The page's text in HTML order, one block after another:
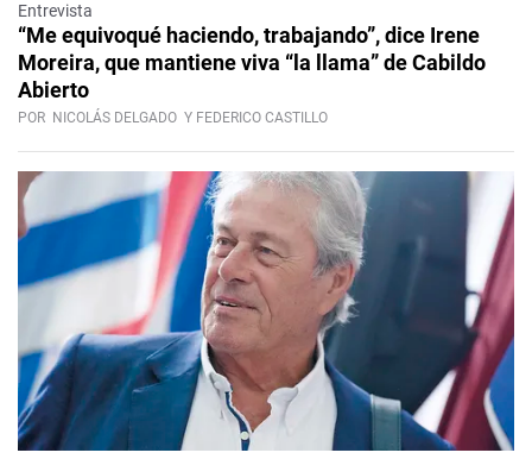
Entrevista
“Me equivoqué haciendo, trabajando”, dice Irene
Moreira, que mantiene viva “la llama” de Cabildo
Abierto
POR NICOLÁS DELGADO Y FEDERICO CASTILLO